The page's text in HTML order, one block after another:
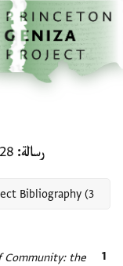
إلى المحتوى الرئيسي
الرئيسية
رسالة
الاقتباس المرجعي
Community: the